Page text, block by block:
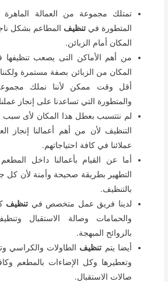
تمتلك مجموعة من العمالة الماهرة
المتطورة فيتنظيف المطاعم بشكل
المكان أمام الزبائن.
من أهم الأماكن التى يصعب
المكان من الزبائن بصفة مستمرة ولكننا
أقل وقت ممكن لأننا نملك
والمتطورة التي تساعدنا على إنجاز
لم نتتسبب بعطل هذا المكان لأى
التنظيف لأن من أهم أعمالنا
عملائنا في كافة احتياجاتهم.
أما عن القيام بأعمالنا داخل
التطهير بطريقة صحيحة وأمنة لأن كل
بالتنظيف.
لدينا فريق عمل متخصص في تنظيف
والحمامات وصالة الاستقبال
بالروائح المبهجة.
أيضا يتم تنظيف الطاولات والكراسي
وتعطيرها وكل الإضاءات بالمطعم
صالات الاستقبال.